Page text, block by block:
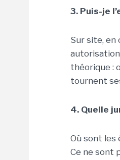
3. Puis-je
Sur site, en
autorisation
théorique :
tournent
4. Quelle
Où sont les
Ce ne sont